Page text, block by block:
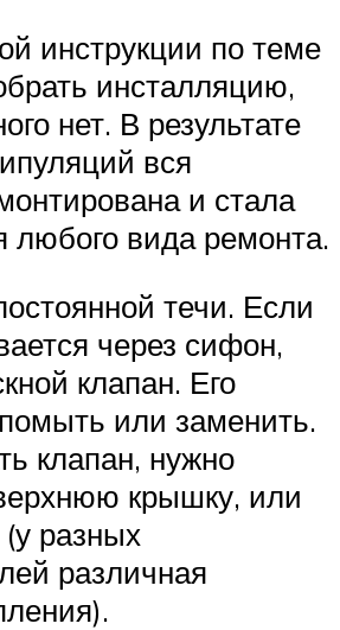
инструкции по теме
инсталляцию,
нет. В результате
вся
и стала
любого вида ремонта.
течи. Если
через сифон,
клапан. Его
или заменить.
клапан, нужно
крышку, или
(у разных
различная